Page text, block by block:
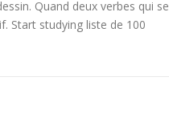
Quand deux verbes qui se
Start studying liste de 100